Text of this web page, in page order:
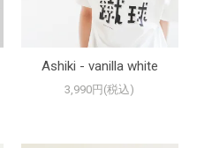
Ashiki - vanilla white
3,990円(税込)